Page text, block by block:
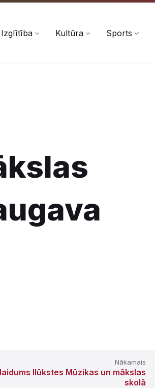
Izglītība Kultūra Sports
Nākamais
Ilūkstes Mūzikas un mākslas
skolā